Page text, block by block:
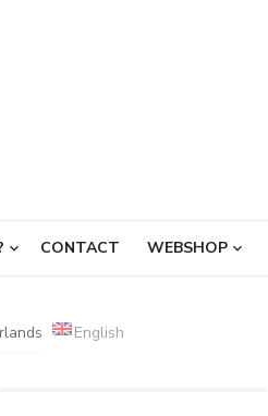
CONTACT WEBSHOP
English